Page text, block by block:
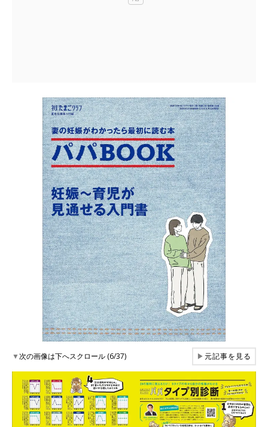
▼次の画像は下へスクロール (6/37) ▶元記事を見る